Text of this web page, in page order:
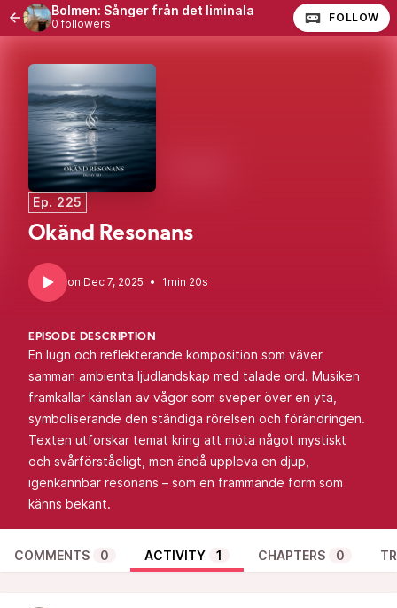
Bolmen: Sånger från det liminala
0 followers FOLLOW
Ep. 225
Okänd Resonans
• 1min 20s
EPISODE DESCRIPTION
En lugn och reflekterande komposition som väver
samman ambienta ljudlandskap med talade ord. Musiken
framkallar känslan av vågor som sveper över en yta,
symboliserande den ständiga rörelsen och förändringen.
Texten utforskar temat kring att möta något mystiskt
och svårförståeligt, men ändå uppleva en djup,
igenkännbar resonans – som en främmande form som
känns bekant.
COMMENTS 0 ACTIVITY 1 CHAPTERS 0